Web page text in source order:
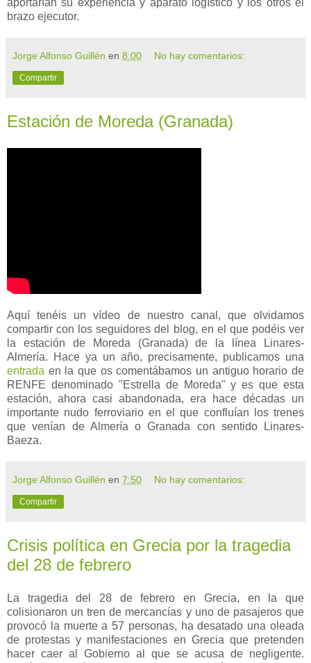
aportarían su experiencia y aparato logístico y los otros el
brazo ejecutor.
Jorge Alfonso Guillén en 8:00 No hay comentarios:
Compartir
Estación de Moreda (Granada)
Aquí tenéis un vídeo de nuestro canal, que olvidamos
compartir con los seguidores del blog, en el que podéis ver
la estación de Moreda (Granada) de la línea Linares-
Almería. Hace ya un año, precisamente, publicamos una
entrada en la que os comentábamos un antiguo horario de
RENFE denominado "Estrella de Moreda" y es que esta
estación, ahora casi abandonada, era hace décadas un
importante nudo ferroviario en el que confluían los trenes
que venían de Almería o Granada con sentido Linares-
Baeza.
Jorge Alfonso Guillén en 7:50 No hay comentarios:
Compartir
Crisis política en Grecia por la tragedia
del 28 de febrero
La tragedia del 28 de febrero en Grecia, en la que
colisionaron un tren de mercancías y uno de pasajeros que
provocó la muerte a 57 personas, ha desatado una oleada
de protestas y manifestaciones en Grecia que pretenden
hacer caer al Gobierno al que se acusa de negligente.